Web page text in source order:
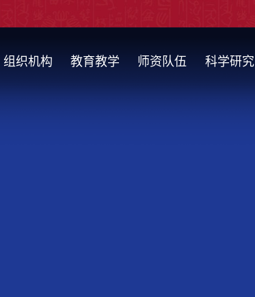
组织机构 教育教学 师资队伍 科学研究